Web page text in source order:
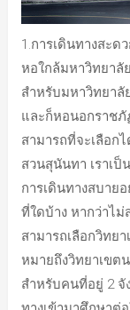
1.การเดินทางสะด
หอใกล้มหาวิทยาลั
สำหรับมหาวิทยาลั
และก็หอนอกราชภั
สามารถที่จะเลือก
สวนสุนันทา เราเป็
การเดินทางสบาย
ที่ใดบ้าง หากว่าไม่
สามารถเลือกวิทย
หมายถึงวิทยาเขต
สำหรับคนที่อยู่ 2 จั